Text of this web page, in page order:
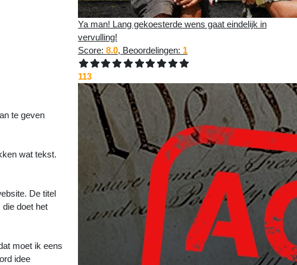
te geven
wat tekst.
De titel
doet het
moet ik eens
idee
Ya man! Lang gekoesterde wens gaat eindelijk in
vervulling!
Score: 8.0, Beoordelingen: 1
113